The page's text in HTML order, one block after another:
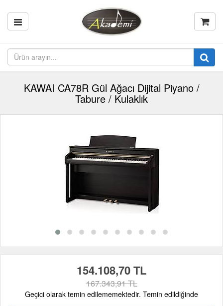
KAWAI CA78R Gül Ağacı Dijital Piyano /
Tabure / Kulaklık
154.108,70 TL
167.343,91 TL
Geçici olarak temin edilememektedir. Temin edildiğinde